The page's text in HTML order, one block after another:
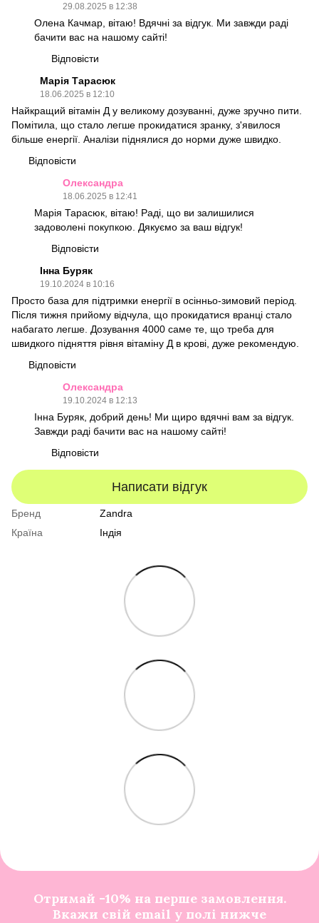
29.08.2025 в 12:38
Олена Качмар, вітаю! Вдячні за відгук. Ми завжди раді
бачити вас на нашому сайті!
Відповісти
Марія Тарасюк
18.06.2025 в 12:10
Найкращий вітамін Д у великому дозуванні, дуже зручно пити.
Помітила, що стало легше прокидатися зранку, з'явилося
більше енергії. Аналізи піднялися до норми дуже швидко.
Відповісти
Олександра
18.06.2025 в 12:41
Марія Тарасюк, вітаю! Раді, що ви залишилися
задоволені покупкою. Дякуємо за ваш відгук!
Відповісти
Інна Буряк
19.10.2024 в 10:16
Просто база для підтримки енергії в осінньо-зимовий період.
Після тижня прийому відчула, що прокидатися вранці стало
набагато легше. Дозування 4000 саме те, що треба для
швидкого підняття рівня вітаміну Д в крові, дуже рекомендую.
Відповісти
Олександра
19.10.2024 в 12:13
Інна Буряк, добрий день! Ми щиро вдячні вам за відгук.
Завжди раді бачити вас на нашому сайті!
Відповісти
Написати відгук
Бренд
Zandra
Країна
Індія
Отримай -10% на перше замовлення.
Вкажи свій email у полі нижче